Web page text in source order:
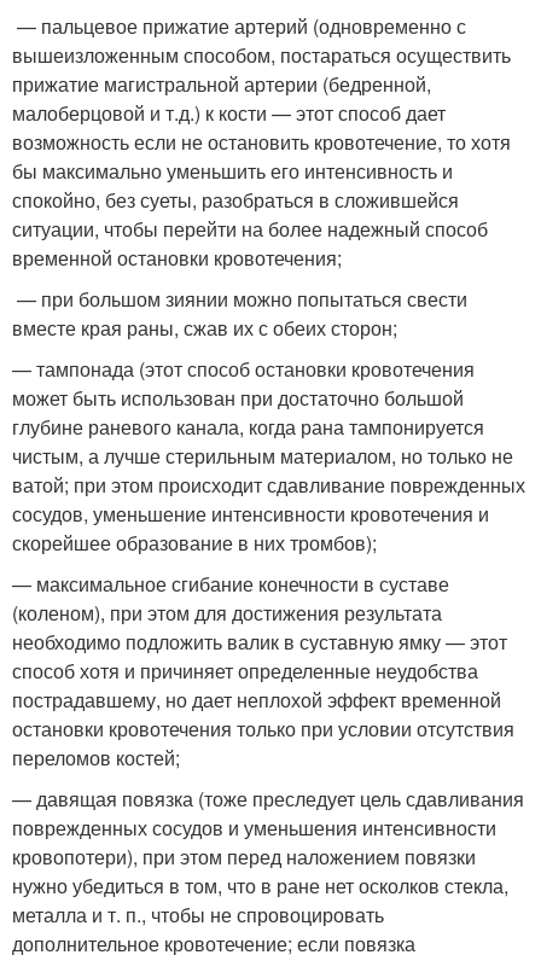
— пальцевое прижатие артерий (одновременно с
вышеизложенным способом, постараться осуществить
прижатие магистральной артерии (бедренной,
малоберцовой и т.д.) к кости — этот способ дает
возможность если не остановить кровотечение, то хотя
бы максимально уменьшить его интенсивность и
спокойно, без суеты, разобраться в сложившейся
ситуации, чтобы перейти на более надежный способ
временной остановки кровотечения;
— при большом зиянии можно попытаться свести
вместе края раны, сжав их с обеих сторон;
— тампонада (этот способ остановки кровотечения
может быть использован при достаточно большой
глубине раневого канала, когда рана тампонируется
чистым, а лучше стерильным материалом, но только не
ватой; при этом происходит сдавливание поврежденных
сосудов, уменьшение интенсивности кровотечения и
скорейшее образование в них тромбов);
— максимальное сгибание конечности в суставе
(коленом), при этом для достижения результата
необходимо подложить валик в суставную ямку — этот
способ хотя и причиняет определенные неудобства
пострадавшему, но дает неплохой эффект временной
остановки кровотечения только при условии отсутствия
переломов костей;
— давящая повязка (тоже преследует цель сдавливания
поврежденных сосудов и уменьшения интенсивности
кровопотери), при этом перед наложением повязки
нужно убедиться в том, что в ране нет осколков стекла,
металла и т. п., чтобы не спровоцировать
дополнительное кровотечение; если повязка